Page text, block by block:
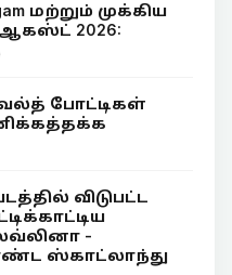
மற்றும் முக்கிய
ஆகஸ்ட் 2026:
போட்டிகள்
விடுபட்ட
-
ஸ்காட்லாந்து